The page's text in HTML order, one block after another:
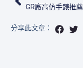
分享此文章：